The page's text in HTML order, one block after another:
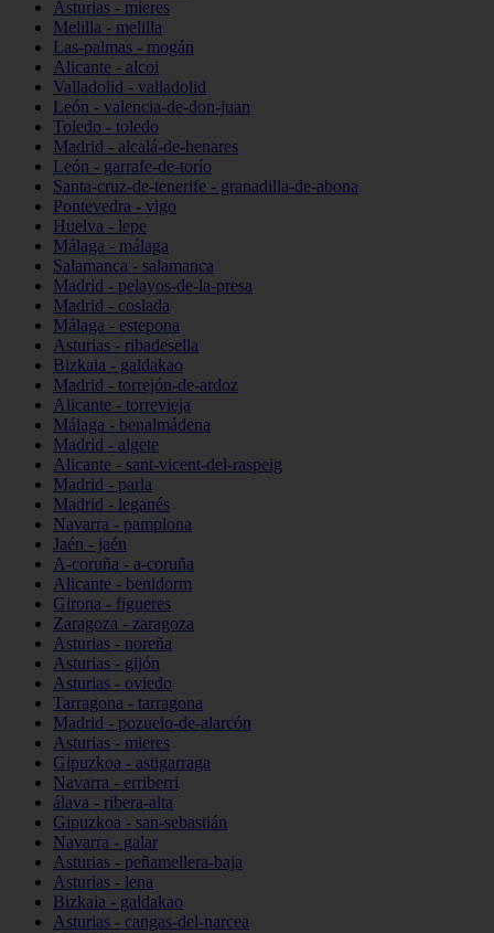
Asturias - mieres
Melilla - melilla
Las-palmas - mogán
Alicante - alcoi
Valladolid - valladolid
León - valencia-de-don-juan
Toledo - toledo
Madrid - alcalá-de-henares
León - garrafe-de-torío
Santa-cruz-de-tenerife - granadilla-de-abona
Pontevedra - vigo
Huelva - lepe
Málaga - málaga
Salamanca - salamanca
Madrid - pelayos-de-la-presa
Madrid - coslada
Málaga - estepona
Asturias - ribadesella
Bizkaia - galdakao
Madrid - torrejón-de-ardoz
Alicante - torrevieja
Málaga - benalmádena
Madrid - algete
Alicante - sant-vicent-del-raspeig
Madrid - parla
Madrid - leganés
Navarra - pamplona
Jaén - jaén
A-coruña - a-coruña
Alicante - benidorm
Girona - figueres
Zaragoza - zaragoza
Asturias - noreña
Asturias - gijón
Asturias - oviedo
Tarragona - tarragona
Madrid - pozuelo-de-alarcón
Asturias - mieres
Gipuzkoa - astigarraga
Navarra - erriberri
álava - ribera-alta
Gipuzkoa - san-sebastián
Navarra - galar
Asturias - peñamellera-baja
Asturias - lena
Bizkaia - galdakao
Asturias - cangas-del-narcea